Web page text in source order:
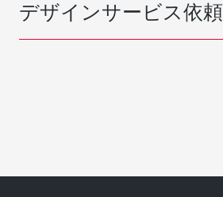
デザインサービス依頼